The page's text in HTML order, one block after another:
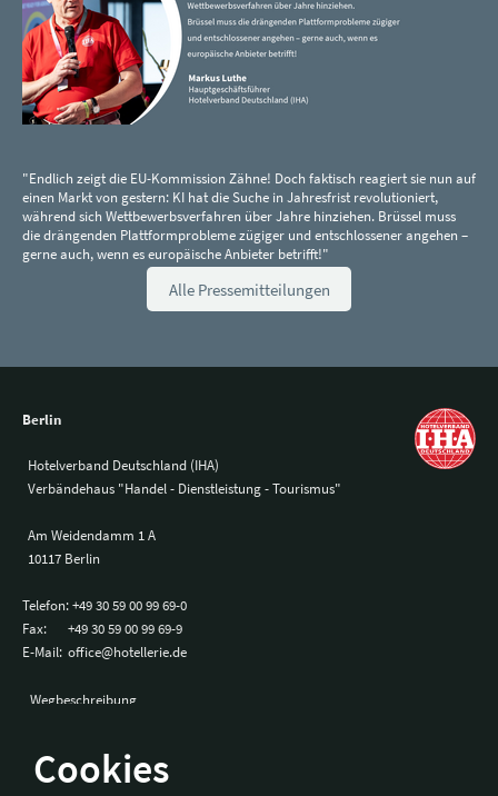
Cookies
"Endlich zeigt die EU-Kommission Zähne! Doch faktisch reagiert sie nun auf
einen Markt von gestern: KI hat die Suche in Jahresfrist revolutioniert,
während sich Wettbewerbsverfahren über Jahre hinziehen. Brüssel muss
die drängenden Plattformprobleme zügiger und entschlossener angehen –
gerne auch, wenn es europäische Anbieter betrifft!"
Alle Pressemitteilungen
Berlin
Hotelverband Deutschland (IHA)
Verbändehaus "Handel - Dienstleistung - Tourismus"
Am Weidendamm 1 A
10117 Berlin
Telefon:+49 30 59 00 99 69-0
Fax:
+49 30 59 00 99 69-9
E-Mail: office@hotellerie.de
Wegbeschreibung